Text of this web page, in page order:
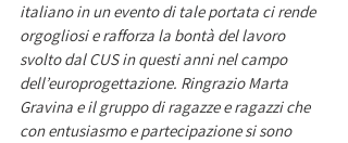
italiano in un evento di tale portata ci rende
orgogliosi e rafforza la bontà del lavoro
svolto dal CUS in questi anni nel campo
dell’europrogettazione. Ringrazio Marta
Gravina e il gruppo di ragazze e ragazzi che
con entusiasmo e partecipazione si sono